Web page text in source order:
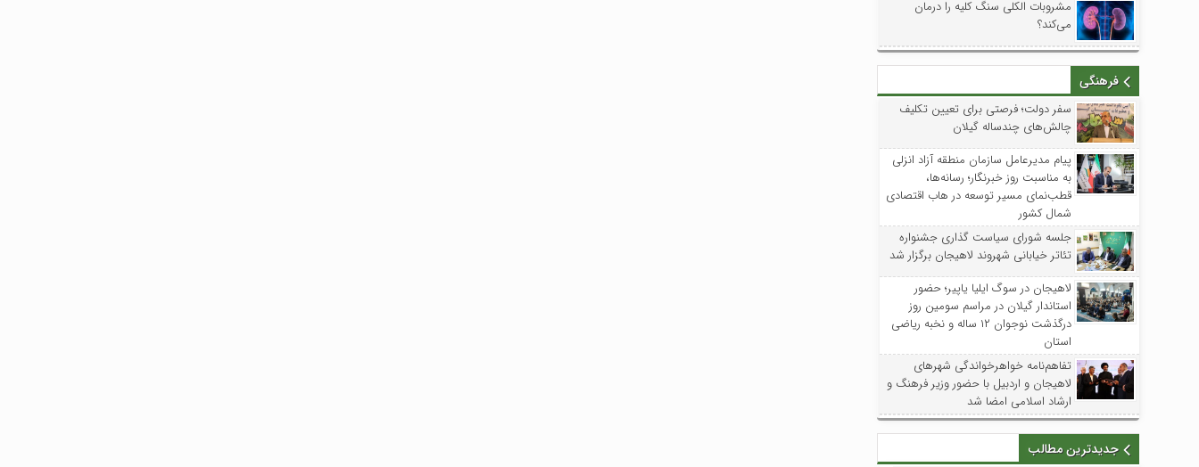
مشروبات الکلی سنگ کلیه را درمان
می‌کند؟
فرهنگی
سفر دولت؛ فرصتی برای تعیین تکلیف
چالش‌های چندساله گیلان
پیام مدیرعامل سازمان منطقه آزاد انزلی
به مناسبت روز خبرنگار؛ رسانه‌ها،
قطب‌نمای مسیر توسعه در هاب اقتصادی
شمال کشور
جلسه شورای سیاست گذاری جشنواره
تئاتر خیابانی شهروند لاهیجان برگزار شد
لاهیجان در سوگ ایلیا یاپیر؛ حضور
استاندار گیلان در مراسم سومین روز
درگذشت نوجوان ۱۲ ساله و نخبه ریاضی
استان
تفاهم‌نامه خواهرخواندگی شهرهای
لاهیجان و اردبیل با حضور وزیر فرهنگ و
ارشاد اسلامی امضا شد
جدیدترین مطالب